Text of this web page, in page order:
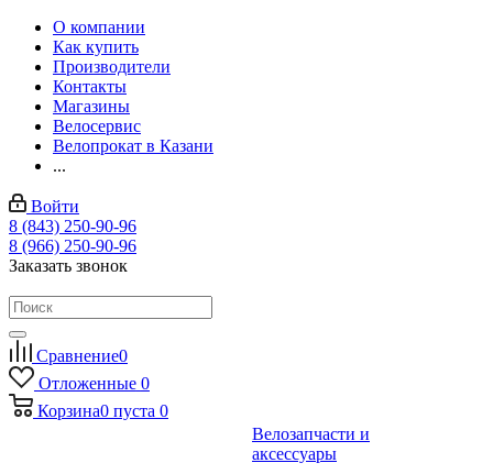
О компании
Как купить
Производители
Контакты
Магазины
Велосервис
Велопрокат в Казани
...
Войти
8 (843) 250-90-96
8 (966) 250-90-96
Заказать звонок
Сравнение0
Отложенные 0
Корзина0 пуста 0
Велозапчасти и
аксессуары